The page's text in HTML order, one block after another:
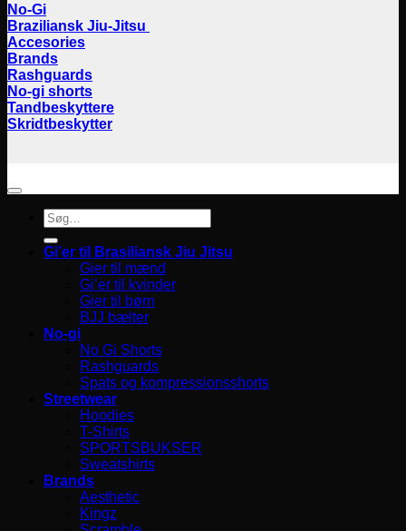
No-Gi
Braziliansk Jiu-Jitsu
Accesories
Brands
Rashguards
No-gi shorts
Tandbeskyttere
Skridtbeskytter
Søg
efter:
Gi’er til Brasiliansk Jiu Jitsu
Gier til mænd
Gi’er til kvinder
Gier til børn
BJJ bælter
No-gi
No Gi Shorts
Rashguards
Spats og kompressionsshorts
Streetwear
Hoodies
T-Shirts
SPORTSBUKSER
Sweatshirts
Brands
Aesthetic
Kingz